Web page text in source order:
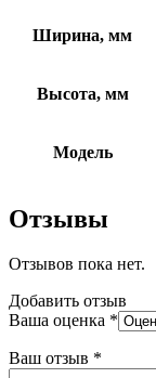
Ширина, мм
Высота, мм
Модель
Отзывы
Отзывов пока нет.
Добавить отзыв
Ваша оценка *
Ваш отзыв *